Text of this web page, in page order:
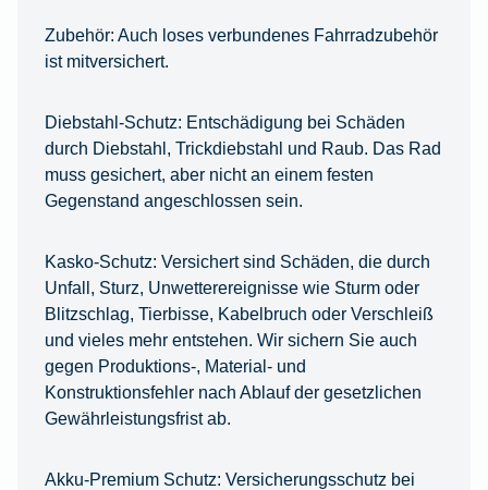
Zubehör: Auch loses verbundenes Fahrradzubehör
ist mitversichert.
Diebstahl-Schutz: Entschädigung bei Schäden
durch Diebstahl, Trickdiebstahl und Raub. Das Rad
muss gesichert, aber nicht an einem festen
Gegenstand angeschlossen sein.
Kasko-Schutz: Versichert sind Schäden, die durch
Unfall, Sturz, Unwetterereignisse wie Sturm oder
Blitzschlag, Tierbisse, Kabelbruch oder Verschleiß
und vieles mehr entstehen. Wir sichern Sie auch
gegen Produktions-, Material- und
Konstruktionsfehler nach Ablauf der gesetzlichen
Gewährleistungsfrist ab.
Akku-Premium Schutz: Versicherungsschutz bei